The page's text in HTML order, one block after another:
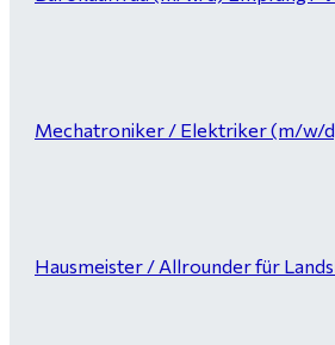
Mechatroniker / Elektriker (m/w/
Hausmeister / Allrounder für